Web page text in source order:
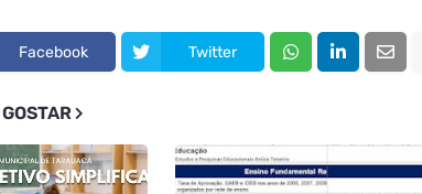
Facebook Twitter